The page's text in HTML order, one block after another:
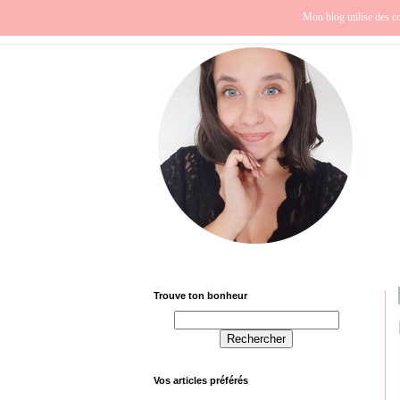
Europe
Trouve ton bonheur
Vos articles préférés
Mon blog utilise des